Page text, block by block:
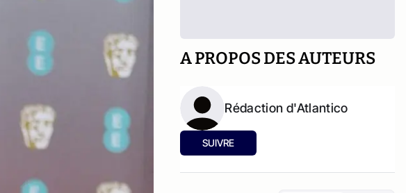
A PROPOS DES AUTEURS
Rédaction d'Atlantico
SUIVRE